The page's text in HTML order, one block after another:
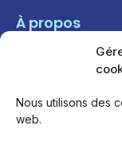
Nous utilisons des
web.
À propos